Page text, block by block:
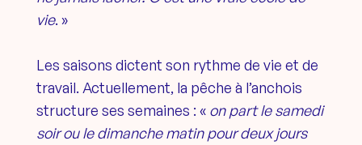
vie. »
Les saisons dictent son rythme de vie et de
travail. Actuellement, la pêche à l’anchois
structure ses semaines : « on part le samedi
soir ou le dimanche matin pour deux jours